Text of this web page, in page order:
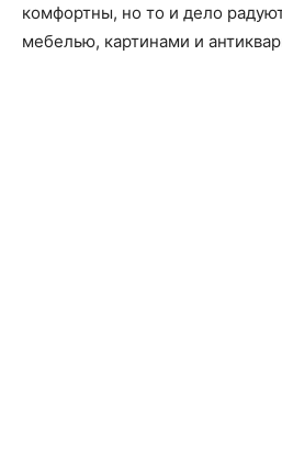
комфортны, но то и дело
мебелью, картинами и